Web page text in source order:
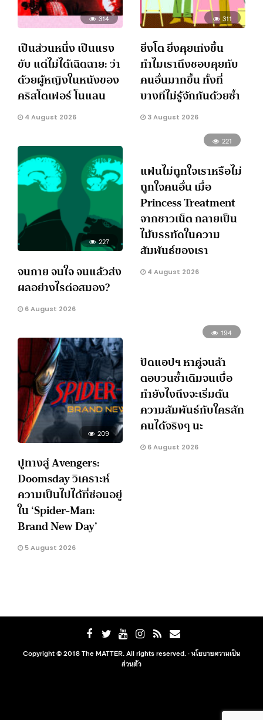
314
เป็นส่วนหนึ่ง เป็นแรง
ขับ แต่ไม่ได้เฉิดฉาย: ว่า
ด้วยผู้หญิงในหนังของ
คริสโตเฟอร์ โนแลน
4 August 2026
311
ยิ่งโต ยิ่งคุยเก่งขึ้น
ทำไมเราถึงชอบคุยกับ
คนอื่นมากขึ้น ทั้งที่
บางทีไม่รู้จักกันด้วยซ้ำ
3 August 2026
227
จนกาย จนใจ จนแล้วส่ง
ผลอย่างไรต่อสมอง?
6 August 2026
221
แฟนไม่ถูกใจเราหรือไม่
ถูกใจคนอื่น เมื่อ
Princess Treatment
จากชาวเน็ต กลายเป็น
ไม้บรรทัดในความ
สัมพันธ์ของเรา
4 August 2026
209
ปูทางสู่ Avengers:
Doomsday วิเคราะห์
ความเป็นไปได้ที่ซ่อนอยู่
ใน ‘Spider-Man:
Brand New Day’
5 August 2026
194
ปัดแอปฯ หาคู่จนล้า
ตอบวนซ้ำเดิมจนเบื่อ
ทำยังไงถึงจะเริ่มต้น
ความสัมพันธ์กับใครสัก
คนได้จริงๆ นะ
6 August 2026
Copyright © 2018 The MATTER. All rights reserved. ·นโยบายความเป็น
ส่วนตัว